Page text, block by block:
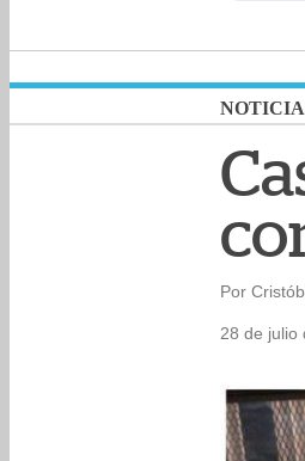
Por
28 de julio